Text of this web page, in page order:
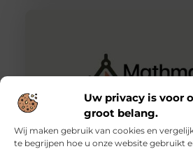
Uw privacy is voor
groot belang.
Wij maken gebruik van cookies en
te begrijpen hoe u onze website gebruikt